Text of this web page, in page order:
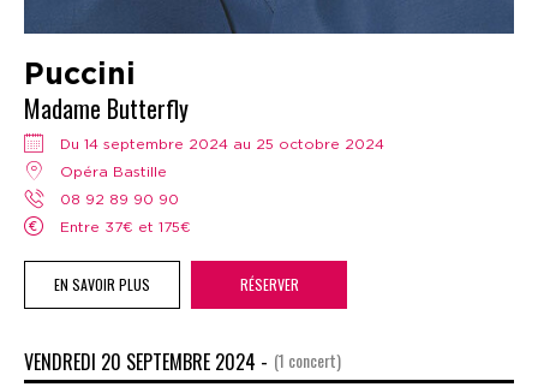
Puccini
Madame Butterfly
Du 14 septembre 2024 au 25 octobre 2024
Opéra Bastille
08 92 89 90 90
Entre 37€ et 175€
EN SAVOIR PLUS RÉSERVER
VENDREDI 20 SEPTEMBRE 2024 - (1 concert)